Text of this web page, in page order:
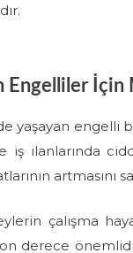
Engelliler
yaşayan engelli
iş ilanlarında
artmasını
çalışma
derece